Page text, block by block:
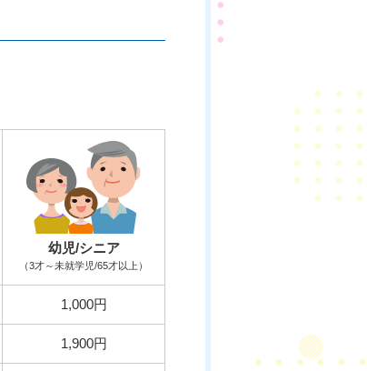
幼児/シニア
（3才～未就学児/65才以上）
1,000円
1,900円